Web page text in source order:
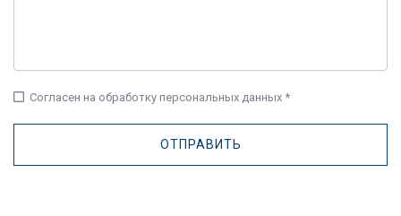
check_box_outline_blank Согласен на обработку персональных данных *